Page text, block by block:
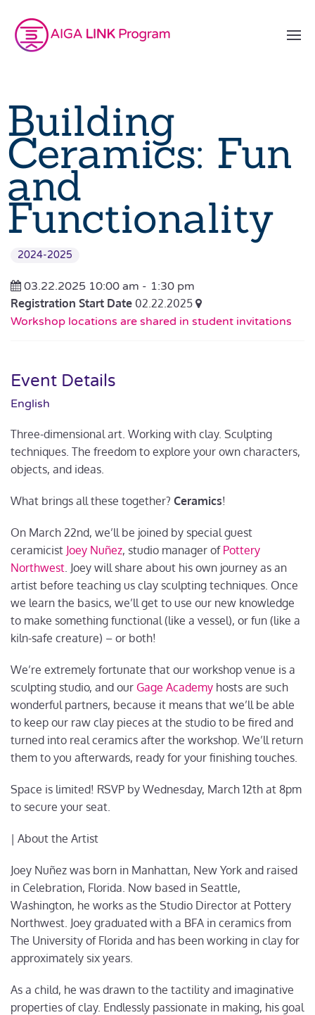
Building
Ceramics: Fun
and
Functionality
2024-2025
03.22.2025 10:00 am - 1:30 pm
Registration Start Date 02.22.2025
Workshop locations are shared in student invitations
Event Details
English
Three-dimensional art. Working with clay. Sculpting
techniques. The freedom to explore your own characters,
objects, and ideas.
What brings all these together? Ceramics!
On March 22nd, we’ll be joined by special guest
ceramicist Joey Nuñez, studio manager of Pottery
Northwest. Joey will share about his own journey as an
artist before teaching us clay sculpting techniques. Once
we learn the basics, we’ll get to use our new knowledge
to make something functional (like a vessel), or fun (like a
kiln-safe creature) – or both!
We’re extremely fortunate that our workshop venue is a
sculpting studio, and our Gage Academy hosts are such
wonderful partners, because it means that we’ll be able
to keep our raw clay pieces at the studio to be fired and
turned into real ceramics after the workshop. We’ll return
them to you afterwards, ready for your finishing touches.
Space is limited! RSVP by Wednesday, March 12th at 8pm
to secure your seat.
| About the Artist
Joey Nuñez was born in Manhattan, New York and raised
in Celebration, Florida. Now based in Seattle,
Washington, he works as the Studio Director at Pottery
Northwest. Joey graduated with a BFA in ceramics from
The University of Florida and has been working in clay for
approximately six years.
As a child, he was drawn to the tactility and imaginative
properties of clay. Endlessly passionate in making, his goal